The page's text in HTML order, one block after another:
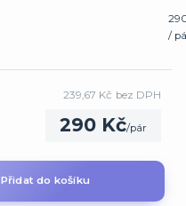
/
290 Kč/pár
239,67 Kč bez DPH
Přidat do košíku